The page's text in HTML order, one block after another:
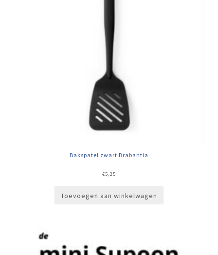
Bakspatel zwart Brabantia
€5,25
Toevoegen aan winkelwagen